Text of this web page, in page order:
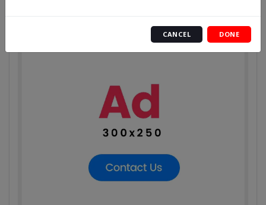
CANCEL DONE